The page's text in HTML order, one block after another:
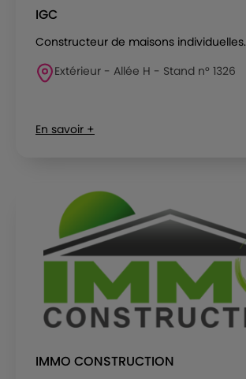
IGC
Constructeur de maisons individuelles.
Extérieur - Allée H - Stand n° 1326
En savoir +
IMMO CONSTRUCTION